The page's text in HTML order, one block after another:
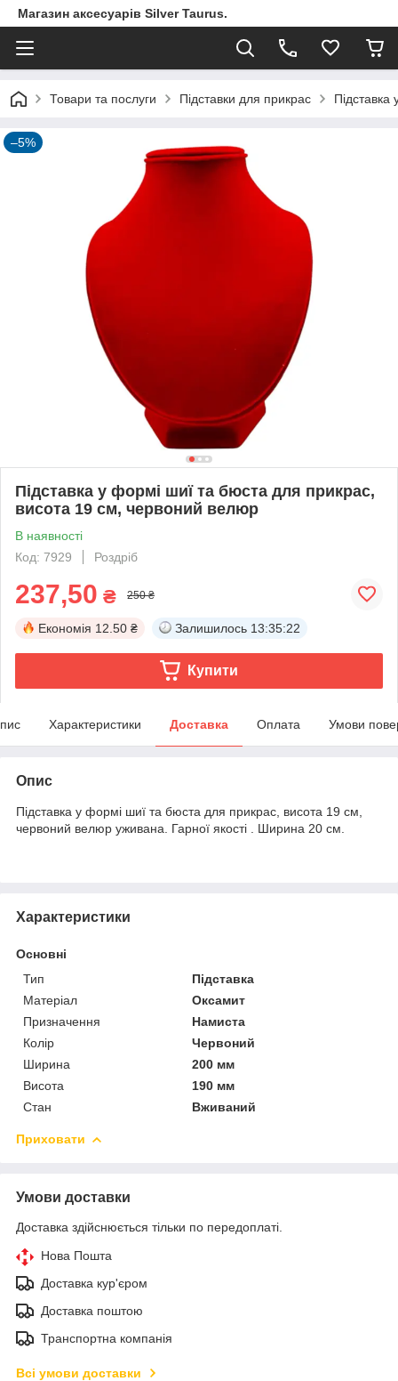
Магазин аксесуарів Silver Taurus.
Товари та послуги Підставки для прикрас
–5%
Підставка у формі шиї та бюста для прикрас,
висота 19 см, червоний велюр
В наявності
Код: 7929
Роздріб
237,50 ₴ 250 ₴
Економія 12.50 ₴ Залишилось 13:35:21
Купити
Характеристики Доставка Оплата Умови
Опис
Підставка у формі шиї та бюста для прикрас, висота 19 см,
червоний велюр уживана. Гарної якості . Ширина 20 см.
Характеристики
Основні
Тип
Підставка
Матеріал
Оксамит
Призначення
Намиста
Колір
Червоний
Ширина
200 мм
Висота
190 мм
Стан
Вживаний
Приховати
Умови доставки
Доставка здійснюється тільки по передоплаті.
Нова Пошта
Доставка кур'єром
Доставка поштою
Транспортна компанія
Всі умови доставки